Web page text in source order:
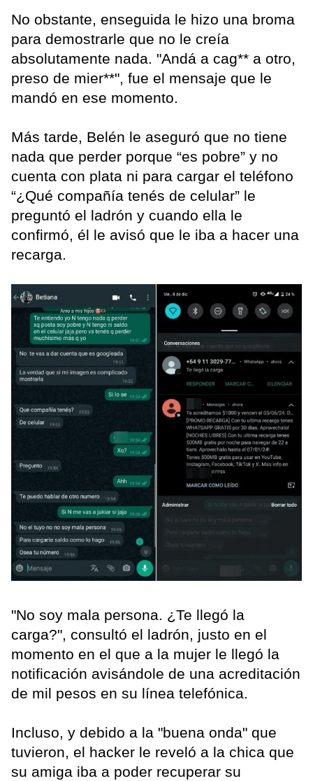
No obstante, enseguida le hizo una broma
para demostrarle que no le creía
absolutamente nada. "Andá a cag** a otro,
preso de mier**", fue el mensaje que le
mandó en ese momento.
Más tarde, Belén le aseguró que no tiene
nada que perder porque “es pobre” y no
cuenta con plata ni para cargar el teléfono
“¿Qué compañía tenés de celular” le
preguntó el ladrón y cuando ella le
confirmó, él le avisó que le iba a hacer una
recarga.
"No soy mala persona. ¿Te llegó la
carga?", consultó el ladrón, justo en el
momento en el que a la mujer le llegó la
notificación avisándole de una acreditación
de mil pesos en su línea telefónica.
Incluso, y debido a la "buena onda" que
tuvieron, el hacker le reveló a la chica que
su amiga iba a poder recuperar su